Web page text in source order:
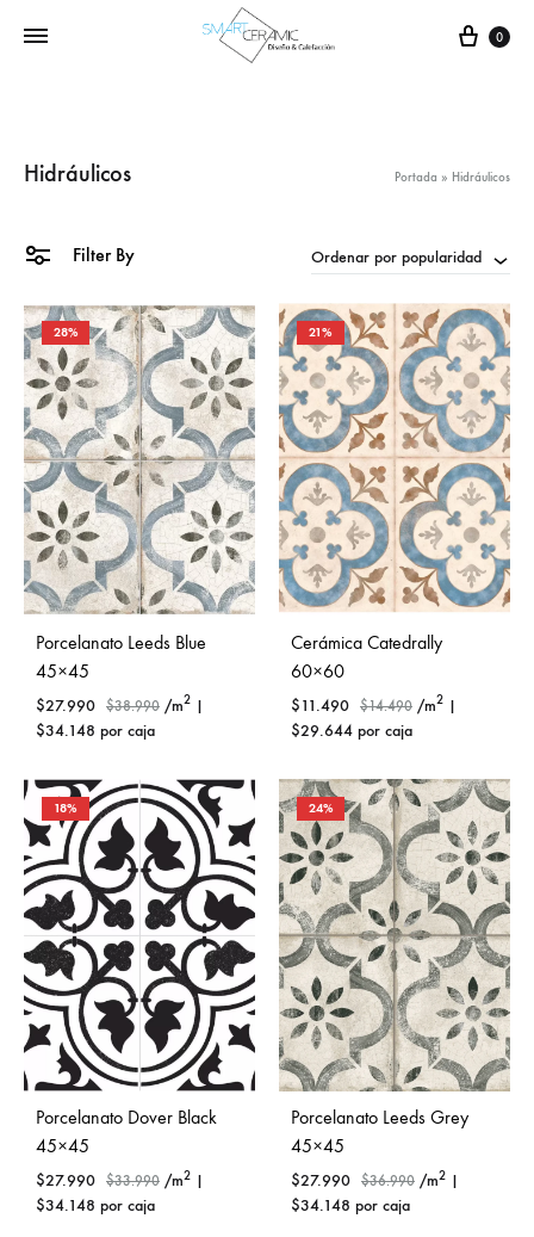
Carro
0
Hidráulicos Portada » Hidráulicos
Filter By Ordenar por popularidad
28%
Porcelanato Leeds Blue
45×45
$27.990 $38.990 /m2 |
$34.148 por caja
21%
Cerámica Catedrally
60×60
$11.490 $14.490 /m2 |
$29.644 por caja
18%
Porcelanato Dover Black
45×45
$27.990 $33.990 /m2 |
$34.148 por caja
24%
Porcelanato Leeds Grey
45×45
$27.990 $36.990 /m2 |
$34.148 por caja